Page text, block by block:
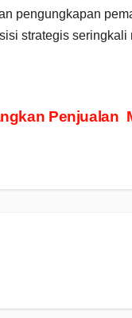
pengungkapan
strategis
Penjualan